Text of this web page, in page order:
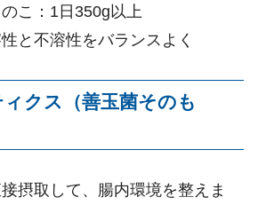
こ：1日350g以上
と不溶性をバランスよく
クス（善玉菌そのも
摂取して、腸内環境を整えま